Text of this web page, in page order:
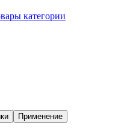
категории
Применение